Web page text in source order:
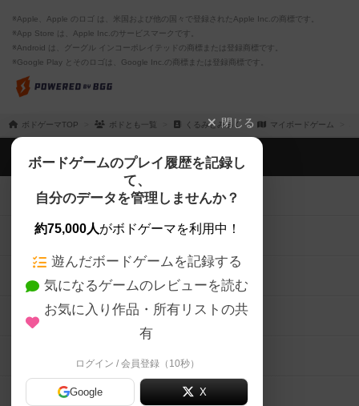
※Apple、Apple のロゴ は、米国および他の国々で登録されたApple Inc.の商標です。
※App Store は、Apple Inc.のサービスマークです。
※Android は、グーグル インコーポレイテッドの商標または登録商標です。
※Google Play とそのロゴは、Google Inc.の商標または登録商標です。
ボドゲーマTOP ボドとも一覧 くるみとみるく マイボードゲーム
閉じる
ボードゲームのプレイ履歴を記録し
て、
自分のデータを管理しませんか？
約75,000人がボドゲーマを利用中！
遊んだボードゲームを記録する
気になるゲームのレビューを読む
お気に入り作品・所有リストの共
有
ログイン / 会員登録（10秒）
Google X
ボドゲーマTOP
ボードゲームを検索する
ボードゲームの新着レビュー
ボードゲーム会情報
メカニクス特集
掲示板・トピックス
ボドとも・会員一覧